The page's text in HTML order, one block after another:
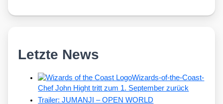
Letzte News
Wizards-of-the-Coast-
Chef John Hight tritt zum 1. September zurück
Trailer: JUMANJI – OPEN WORLD